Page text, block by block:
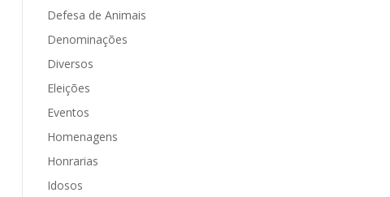
Defesa de Animais
Denominações
Diversos
Eleições
Eventos
Homenagens
Honrarias
Idosos